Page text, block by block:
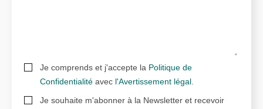
Je comprends et j'accepte la Politique de
Confidentialité avec l'Avertissement légal
Je souhaite m'abonner à la Newsletter et recevoir